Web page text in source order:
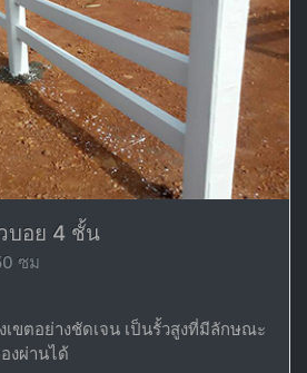
บอย 4 ชั้น
ซม
เขตอย่างชัดเจน เป็นรั้วสูงที่มีลักษณะ
งผ่านได้